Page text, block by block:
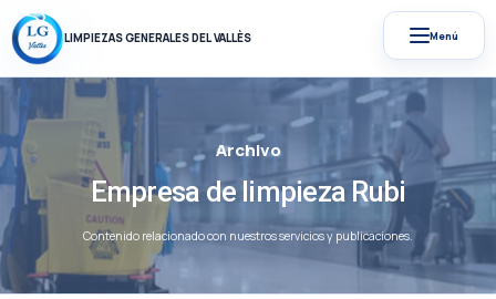
LIMPIEZAS GENERALES DEL VALLÈS Menú
Archivo
Empresa de limpieza Rubi
Contenido relacionado con nuestros servicios y publicaciones.